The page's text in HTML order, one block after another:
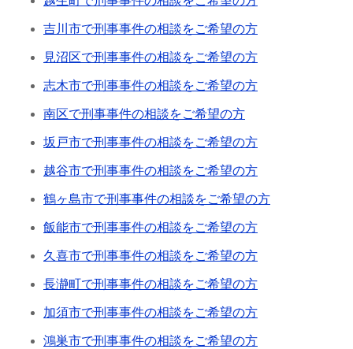
吉川市で刑事事件の相談をご希望の方
見沼区で刑事事件の相談をご希望の方
志木市で刑事事件の相談をご希望の方
南区で刑事事件の相談をご希望の方
坂戸市で刑事事件の相談をご希望の方
越谷市で刑事事件の相談をご希望の方
鶴ヶ島市で刑事事件の相談をご希望の方
飯能市で刑事事件の相談をご希望の方
久喜市で刑事事件の相談をご希望の方
長瀞町で刑事事件の相談をご希望の方
加須市で刑事事件の相談をご希望の方
鴻巣市で刑事事件の相談をご希望の方